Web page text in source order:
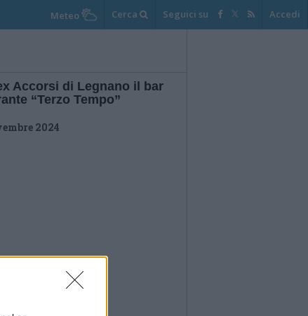
Meteo Cerca Seguici su Accedi
Accorsi di Legnano il bar
“Terzo Tempo”
2024